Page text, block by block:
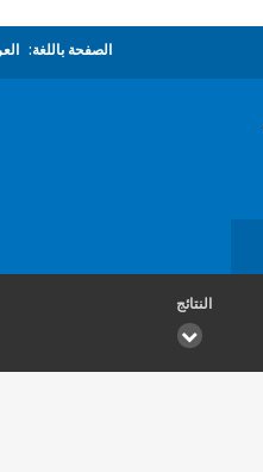
الصفحة باللغة:
النتائج